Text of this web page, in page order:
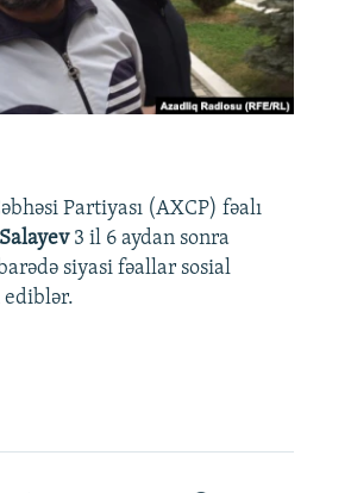
Partiyası (AXCP) fəalı
3 il 6 aydan sonra
siyasi fəallar sosial
ediblər.